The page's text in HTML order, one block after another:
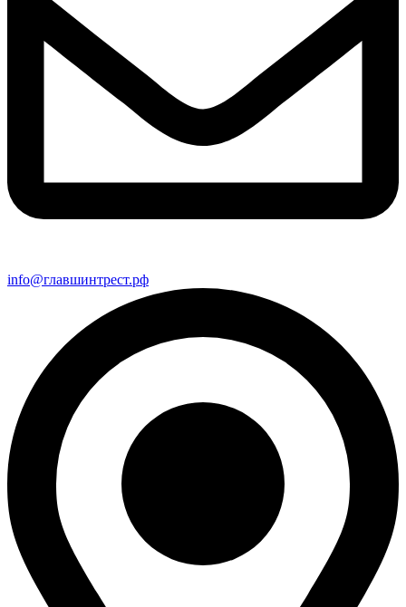
info@главшинтрест.рф